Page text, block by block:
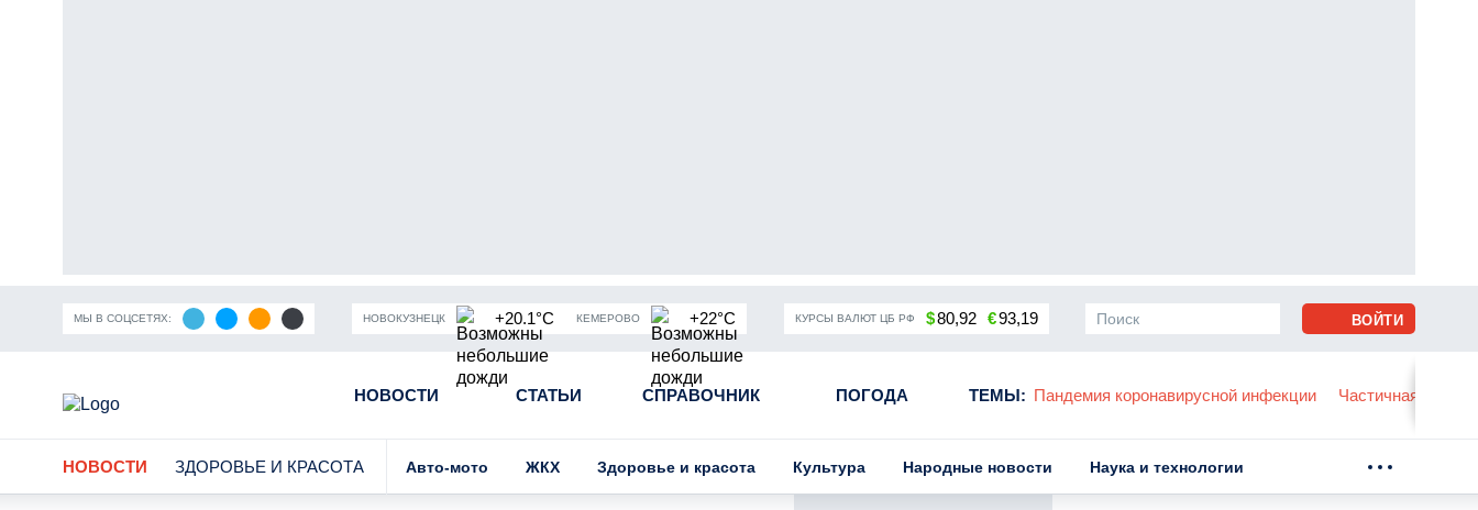
МЫ В СОЦСЕТЯХ: НОВОКУЗНЕЦК +20.1°C КЕМЕРОВО +22°C КУРСЫ ВАЛЮТ ЦБ РФ $80,92 €93,19
НОВОСТИ СТАТЬИ СПРАВОЧНИК ПОГОДА ТЕМЫ:
Кузбасса Пандемия коронавирусной инфекции Частичная мобилизация в России Угольная промышленность Кузбасса Пандемия коронавирусной инфекции Частичная
ВОЙТИ
НОВОСТИ ЗДОРОВЬЕ И КРАСОТА Авто-мото ЖКХ Здоровье и красота Культура Народные новости Наука и технологии